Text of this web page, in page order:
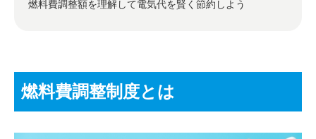
燃料費調整額を理解して電気代を賢く節約しよう
燃料費調整制度とは